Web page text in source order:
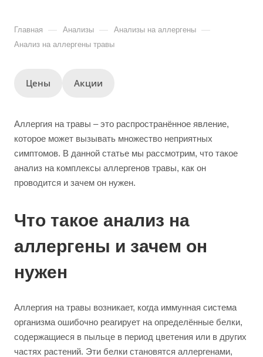
Главная — Анализы — Анализы на аллергены —
Анализ на аллергены травы
Цены Акции
Аллергия на травы – это распространённое явление,
которое может вызывать множество неприятных
симптомов. В данной статье мы рассмотрим, что такое
анализ на комплексы аллергенов травы, как он
проводится и зачем он нужен.
Что такое анализ на
аллергены и зачем он
нужен
Аллергия на травы возникает, когда иммунная система
организма ошибочно реагирует на определённые белки,
содержащиеся в пыльце в период цветения или в других
частях растений. Эти белки становятся аллергенами,